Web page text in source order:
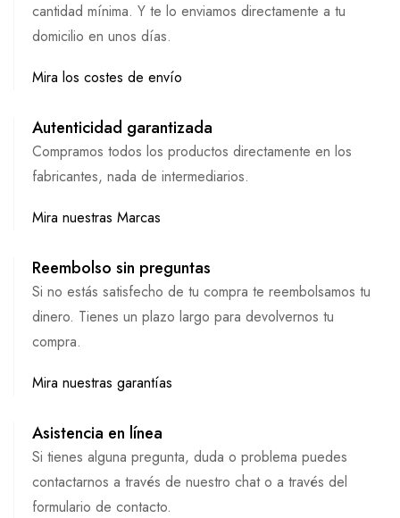
cantidad mínima. Y te lo enviamos directamente a tu
domicilio en unos días.
Mira los costes de envío
Autenticidad garantizada
Compramos todos los productos directamente en los
fabricantes, nada de intermediarios.
Mira nuestras Marcas
Reembolso sin preguntas
Si no estás satisfecho de tu compra te reembolsamos tu
dinero. Tienes un plazo largo para devolvernos tu
compra.
Mira nuestras garantías
Asistencia en línea
Si tienes alguna pregunta, duda o problema puedes
contactarnos a través de nuestro chat o a través del
formulario de contacto.